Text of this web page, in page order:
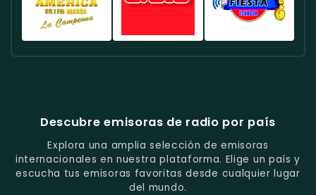
Quito.
Quito.
Música
Tropical
Y
-
Programas
-
Emisora
Con
Música
Del
Recuerdo
En
Quito.
Estación
De
Los
Deportes
En
Guayaquil.
Populares
Y
Folclore
En
Azogues.
Descubre emisoras de radio por país
Explora una amplia selección de emisoras
internacionales en nuestra plataforma. Elige un país y
escucha tus emisoras favoritas desde cualquier lugar
del mundo.